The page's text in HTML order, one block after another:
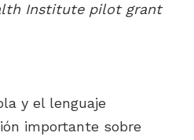
Institute pilot grant
y el lenguaje
importante sobre